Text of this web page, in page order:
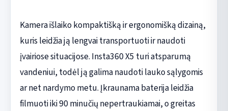
Kamera išlaiko kompaktišką ir ergonomišką dizainą,
kuris leidžia ją lengvai transportuoti ir naudoti
įvairiose situacijose. Insta360 X5 turi atsparumą
vandeniui, todėl ją galima naudoti lauko sąlygomis
ar net nardymo metu. Įkraunama baterija leidžia
filmuoti iki 90 minučių nepertraukiamai, o greitas